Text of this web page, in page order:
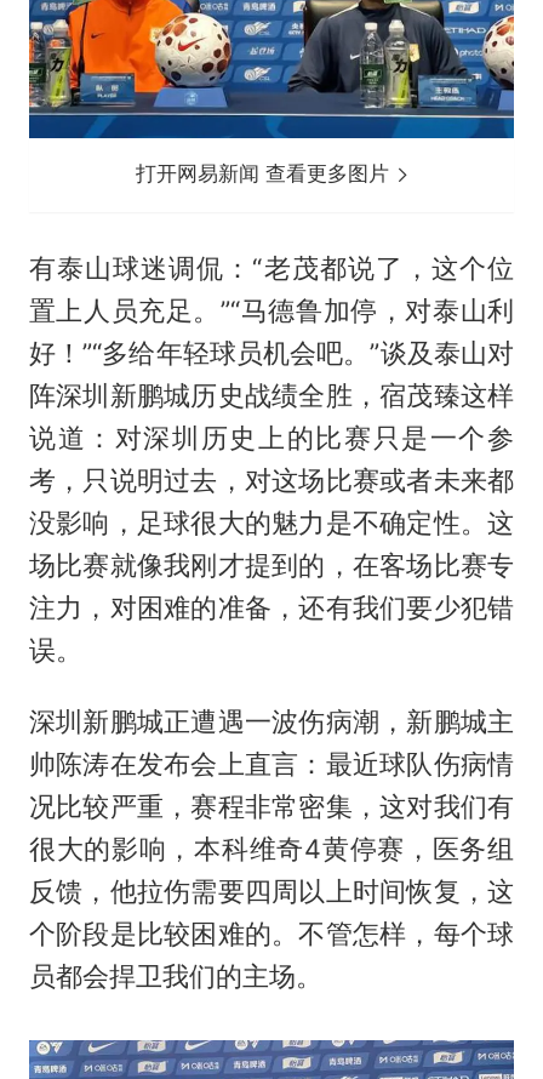
打开网易新闻 查看更多图片
有泰山球迷调侃：“老茂都说了，这个位
置上人员充足。”“马德鲁加停，对泰山利
好！”“多给年轻球员机会吧。”谈及泰山对
阵深圳新鹏城历史战绩全胜，宿茂臻这样
说道：对深圳历史上的比赛只是一个参
考，只说明过去，对这场比赛或者未来都
没影响，足球很大的魅力是不确定性。这
场比赛就像我刚才提到的，在客场比赛专
注力，对困难的准备，还有我们要少犯错
误。
深圳新鹏城正遭遇一波伤病潮，新鹏城主
帅陈涛在发布会上直言：最近球队伤病情
况比较严重，赛程非常密集，这对我们有
很大的影响，本科维奇4黄停赛，医务组
反馈，他拉伤需要四周以上时间恢复，这
个阶段是比较困难的。不管怎样，每个球
员都会捍卫我们的主场。